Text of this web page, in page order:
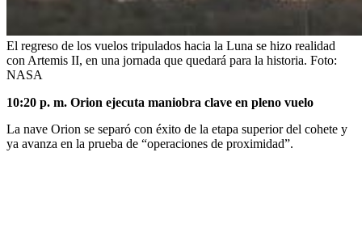
El regreso de los vuelos tripulados hacia la Luna se hizo realidad
con Artemis II, en una jornada que quedará para la historia. Foto:
NASA
10:20 p. m. Orion ejecuta maniobra clave en pleno vuelo
La nave Orion se separó con éxito de la etapa superior del cohete y
ya avanza en la prueba de “operaciones de proximidad”.